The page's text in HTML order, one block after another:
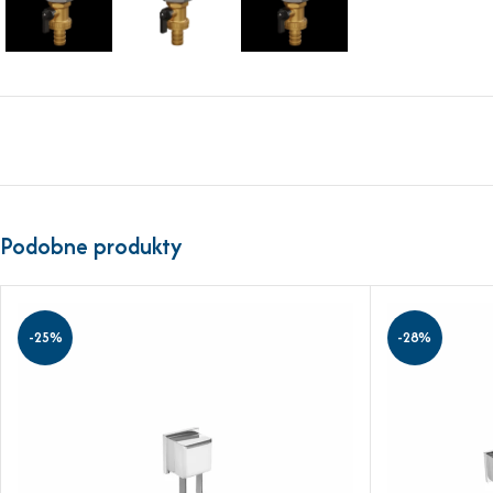
Podobne produkty
-25% -28%